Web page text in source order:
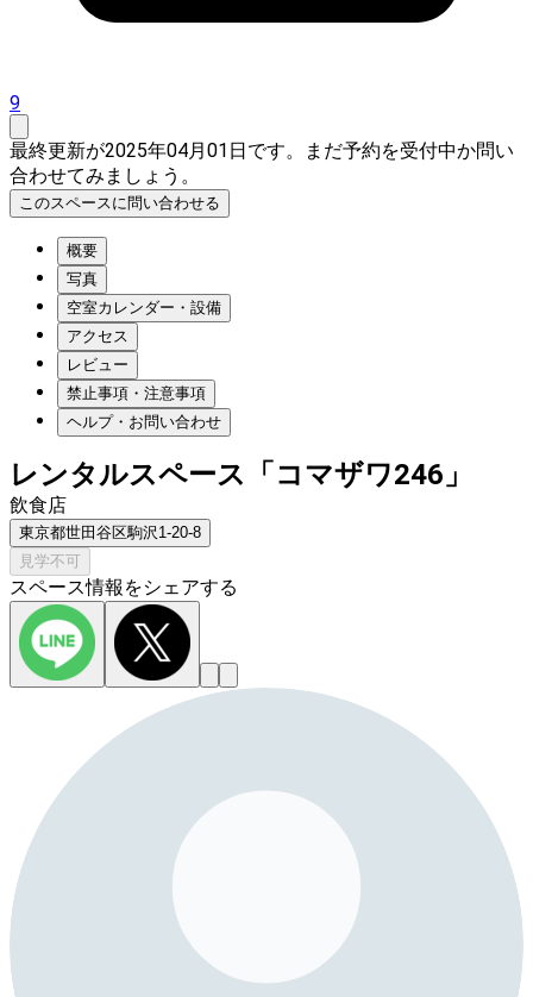
9
最終更新が2025年04月01日です。まだ予約を受付中か問い
合わせてみましょう。
このスペースに問い合わせる
概要
写真
空室カレンダー・設備
アクセス
レビュー
禁止事項・注意事項
ヘルプ・お問い合わせ
レンタルスペース「コマザワ246」
飲食店
東京都世田谷区駒沢1-20-8
見学不可
スペース情報をシェアする